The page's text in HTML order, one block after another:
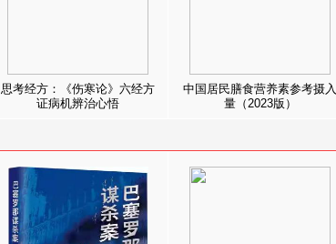
思考经方：《伤寒论》六经方
证病机辨治心悟
中国居民膳食营养素参考摄入
量（2023版）